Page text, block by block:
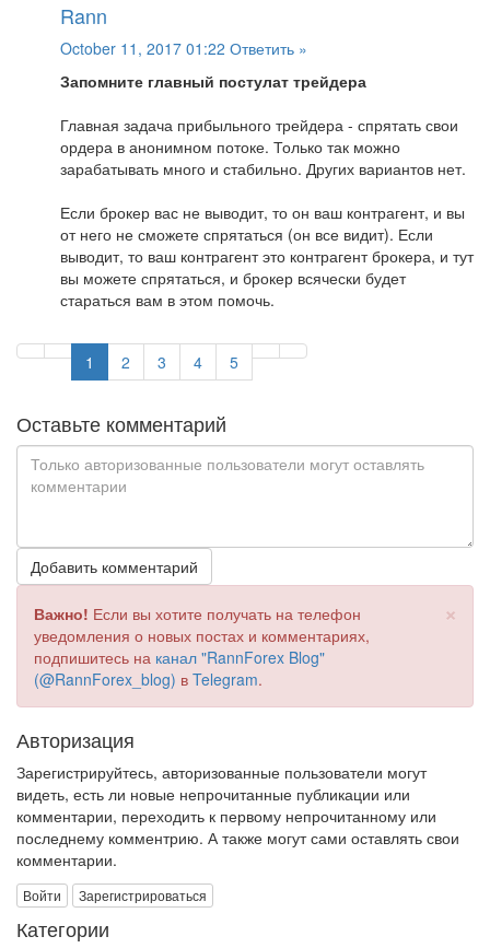
Rann
October 11, 2017 01:22 Ответить »
Запомните главный постулат трейдера
Главная задача прибыльного трейдера - спрятать свои
ордера в анонимном потоке. Только так можно
зарабатывать много и стабильно. Других вариантов нет.
Если брокер вас не выводит, то он ваш контрагент, и вы
от него не сможете спрятаться (он все видит). Если
выводит, то ваш контрагент это контрагент брокера, и тут
вы можете спрятаться, и брокер всячески будет
стараться вам в этом помочь.
1 2 3 4 5
Оставьте комментарий
Добавить комментарий
×
Важно! Если вы хотите получать на телефон
уведомления о новых постах и комментариях,
подпишитесь на канал "RannForex Blog"
(@RannForex_blog) в Telegram.
Авторизация
Зарегистрируйтесь, авторизованные пользователи могут
видеть, есть ли новые непрочитанные публикации или
комментарии, переходить к первому непрочитанному или
последнему комментрию. А также могут сами оставлять свои
комментарии.
Войти Зарегистрироваться
Категории